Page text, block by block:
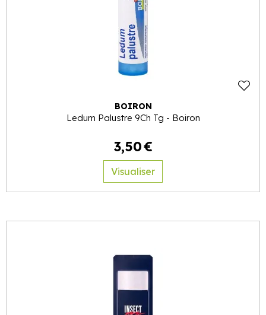
BOIRON
Ledum Palustre 9Ch Tg - Boiron
3,50€
Visualiser